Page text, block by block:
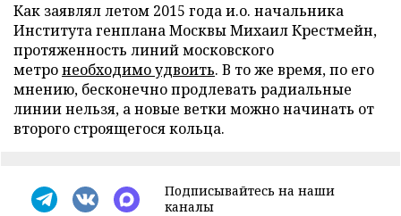
Как заявлял летом 2015 года и.о. начальника
Института генплана Москвы Михаил Крестмейн,
протяженность линий московского
метронеобходимо удвоить. В то же время, по его
мнению, бесконечно продлевать радиальные
линии нельзя, а новые ветки можно начинать от
второго строящегося кольца.
Подписывайтесь на наши
каналы